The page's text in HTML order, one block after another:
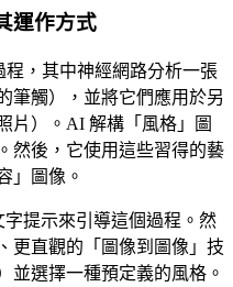
運作方式
程，其中神經網路分析一張
筆觸），並將它們應用於另
片）。AI 解構「風格」圖
然後，它使用這些習得的藝
」圖像。
提示來引導這個過程。然
更直觀的「圖像到圖像」技
並選擇一種預定義的風格。